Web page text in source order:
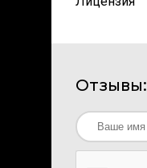
Отзывы: